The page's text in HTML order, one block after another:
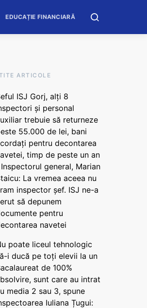
EDUCAȚIE FINANCIARĂ
ARTICOLE
ISJ Gorj, alți 8
și personal
trebuie să returneze
55.000 de lei, bani
pentru decontarea
timp de peste un an
general, Marian
La vremea aceea nu
inspector șef. ISJ ne-a
să depunem
pentru
navetei
poate liceul tehnologic
i ducă pe toți elevii la un
de 100%
sunt care au intrat
media 2 sau 3, spune
Iuliana Țugui: